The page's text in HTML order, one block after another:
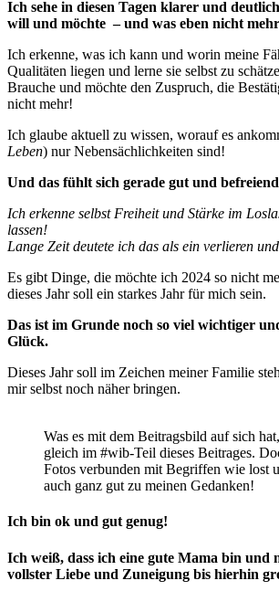
Ich sehe in diesen Tagen klarer und
will und möchte – und was eben nicht
Ich erkenne, was ich kann und worin meine
Qualitäten liegen und lerne sie selbst zu
Brauche und möchte den Zuspruch, die
nicht mehr!
Ich glaube aktuell zu wissen, worauf es
Leben) nur Nebensächlichkeiten sind!
Und das fühlt sich gerade gut und
Ich erkenne selbst Freiheit und Stärke im
lassen!
Lange Zeit deutete ich das als ein verlieren
Es gibt Dinge, die möchte ich 2024 so nicht
dieses Jahr soll ein starkes Jahr für mich sein.
Das ist im Grunde noch so viel wichtiger
Glück.
Dieses Jahr soll im Zeichen meiner Familie
mir selbst noch näher bringen.
Was es mit dem Beitragsbild auf sich
gleich im #wib-Teil dieses Beitrages.
Fotos verbunden mit Begriffen wie lost
auch ganz gut zu meinen Gedanken!
Ich bin ok und gut genug!
Ich weiß, dass ich eine gute Mama bin und
vollster Liebe und Zuneigung bis hierhin